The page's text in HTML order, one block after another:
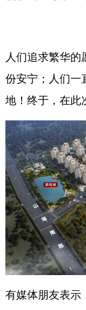
人们追求繁华
份安宁；人们一
地！终于，在此
有媒体朋友表示